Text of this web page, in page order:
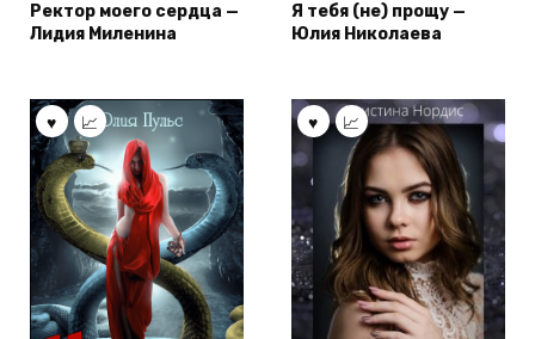
Ректор моего сердца —
Лидия Миленина
Я тебя (не) прощу —
Юлия Николаева